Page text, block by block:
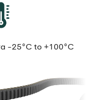
-25°C to +100°C